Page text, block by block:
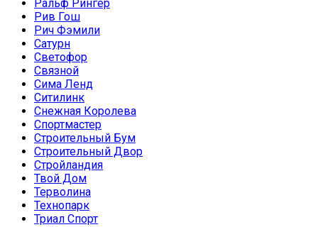
Ральф Рингер
Рив Гош
Рич Фэмили
Сатурн
Светофор
Связной
Сима Ленд
Ситилинк
Снежная Королева
Спортмастер
Строительный Бум
Строительный Двор
Стройландия
Твой Дом
Терволина
Технопарк
Триал Спорт